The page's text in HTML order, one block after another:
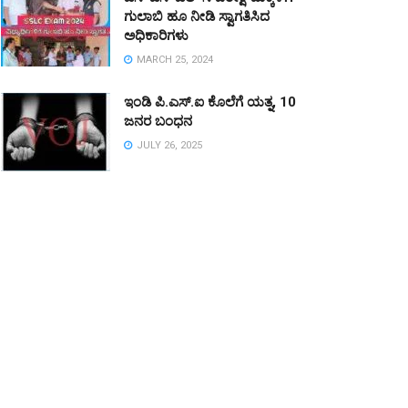
ಗುಲಾಬಿ ಹೂ ನೀಡಿ ಸ್ವಾಗತಿಸಿದ
ಅಧಿಕಾರಿಗಳು
MARCH 25, 2024
ಇಂಡಿ ಪಿ.ಎಸ್.ಐ ಕೊಲೆಗೆ ಯತ್ನ, 10
ಜನರ ಬಂಧನ
JULY 26, 2025